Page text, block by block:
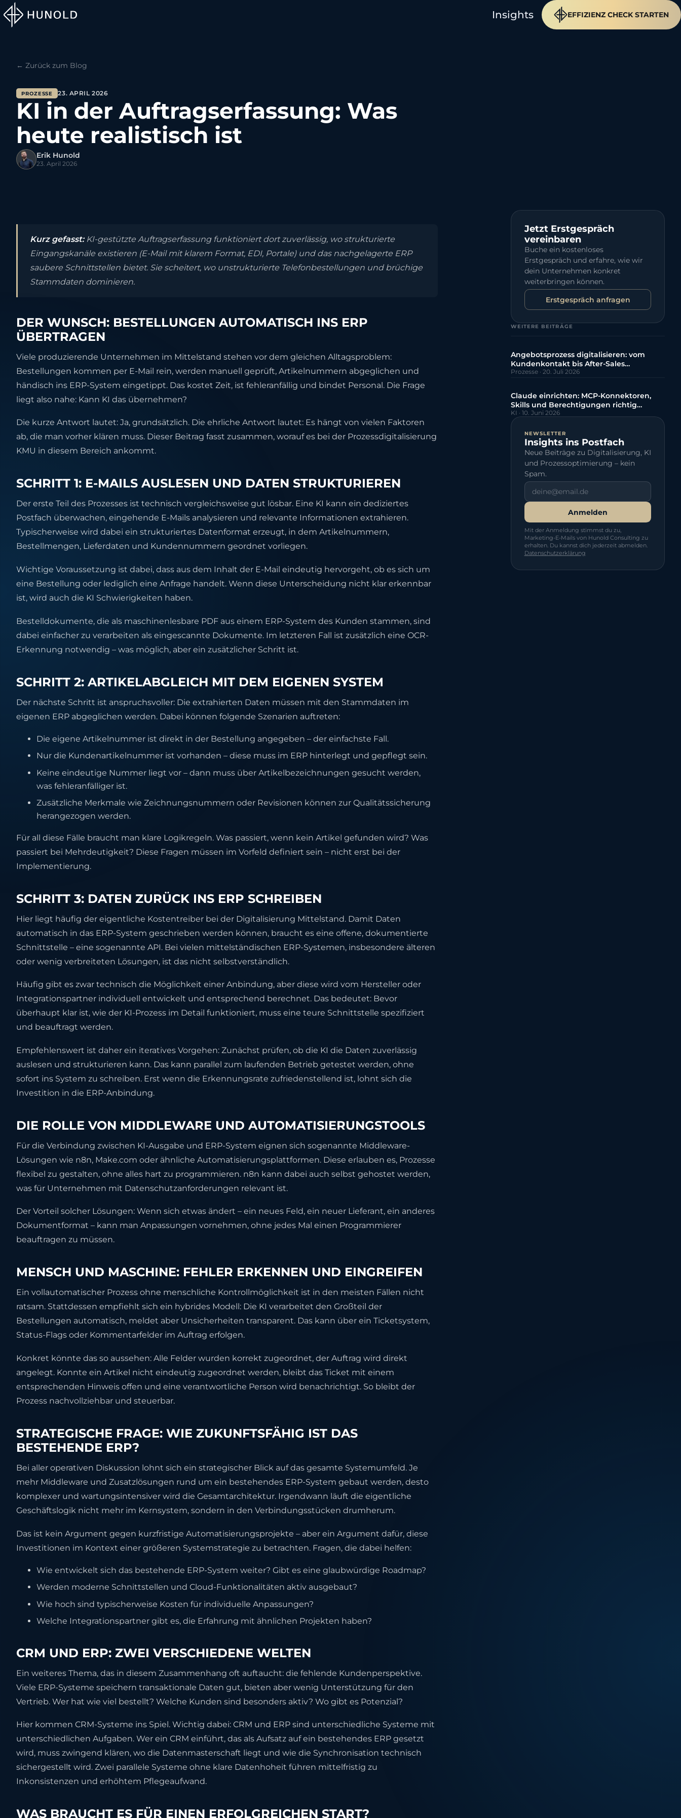
Insights EFFIZIENZ CHECK STARTEN
← Zurück zum Blog
PROZESSE 23. APRIL 2026
KI in der Auftragserfassung: Was
heute realistisch ist
Erik Hunold
23. April 2026
Kurz gefasst:KI-gestützte Auftragserfassung funktioniert dort zuverlässig, wo strukturierte
Eingangskanäle existieren (E-Mail mit klarem Format, EDI, Portale) und das nachgelagerte ERP
saubere Schnittstellen bietet. Sie scheitert, wo unstrukturierte Telefonbestellungen und brüchige
Stammdaten dominieren.
DER WUNSCH: BESTELLUNGEN AUTOMATISCH INS ERP
ÜBERTRAGEN
Viele produzierende Unternehmen im Mittelstand stehen vor dem gleichen Alltagsproblem:
Bestellungen kommen per E-Mail rein, werden manuell geprüft, Artikelnummern abgeglichen und
händisch ins ERP-System eingetippt. Das kostet Zeit, ist fehleranfällig und bindet Personal. Die Frage
liegt also nahe: Kann KI das übernehmen?
Die kurze Antwort lautet: Ja, grundsätzlich. Die ehrliche Antwort lautet: Es hängt von vielen Faktoren
ab, die man vorher klären muss. Dieser Beitrag fasst zusammen, worauf es bei der Prozessdigitalisierung
KMU in diesem Bereich ankommt.
SCHRITT 1: E-MAILS AUSLESEN UND DATEN STRUKTURIEREN
Der erste Teil des Prozesses ist technisch vergleichsweise gut lösbar. Eine KI kann ein dediziertes
Postfach überwachen, eingehende E-Mails analysieren und relevante Informationen extrahieren.
Typischerweise wird dabei ein strukturiertes Datenformat erzeugt, in dem Artikelnummern,
Bestellmengen, Lieferdaten und Kundennummern geordnet vorliegen.
Wichtige Voraussetzung ist dabei, dass aus dem Inhalt der E-Mail eindeutig hervorgeht, ob es sich um
eine Bestellung oder lediglich eine Anfrage handelt. Wenn diese Unterscheidung nicht klar erkennbar
ist, wird auch die KI Schwierigkeiten haben.
Bestelldokumente, die als maschinenlesbare PDF aus einem ERP-System des Kunden stammen, sind
dabei einfacher zu verarbeiten als eingescannte Dokumente. Im letzteren Fall ist zusätzlich eine OCR-
Erkennung notwendig – was möglich, aber ein zusätzlicher Schritt ist.
SCHRITT 2: ARTIKELABGLEICH MIT DEM EIGENEN SYSTEM
Der nächste Schritt ist anspruchsvoller: Die extrahierten Daten müssen mit den Stammdaten im
eigenen ERP abgeglichen werden. Dabei können folgende Szenarien auftreten:
Die eigene Artikelnummer ist direkt in der Bestellung angegeben – der einfachste Fall.
Nur die Kundenartikelnummer ist vorhanden – diese muss im ERP hinterlegt und gepflegt sein.
Keine eindeutige Nummer liegt vor – dann muss über Artikelbezeichnungen gesucht werden,
was fehleranfälliger ist.
Zusätzliche Merkmale wie Zeichnungsnummern oder Revisionen können zur Qualitätssicherung
herangezogen werden.
Für all diese Fälle braucht man klare Logikregeln. Was passiert, wenn kein Artikel gefunden wird? Was
passiert bei Mehrdeutigkeit? Diese Fragen müssen im Vorfeld definiert sein – nicht erst bei der
Implementierung.
SCHRITT 3: DATEN ZURÜCK INS ERP SCHREIBEN
Hier liegt häufig der eigentliche Kostentreiber bei der Digitalisierung Mittelstand. Damit Daten
automatisch in das ERP-System geschrieben werden können, braucht es eine offene, dokumentierte
Schnittstelle – eine sogenannte API. Bei vielen mittelständischen ERP-Systemen, insbesondere älteren
oder wenig verbreiteten Lösungen, ist das nicht selbstverständlich.
Häufig gibt es zwar technisch die Möglichkeit einer Anbindung, aber diese wird vom Hersteller oder
Integrationspartner individuell entwickelt und entsprechend berechnet. Das bedeutet: Bevor
überhaupt klar ist, wie der KI-Prozess im Detail funktioniert, muss eine teure Schnittstelle spezifiziert
und beauftragt werden.
Empfehlenswert ist daher ein iteratives Vorgehen: Zunächst prüfen, ob die KI die Daten zuverlässig
auslesen und strukturieren kann. Das kann parallel zum laufenden Betrieb getestet werden, ohne
sofort ins System zu schreiben. Erst wenn die Erkennungsrate zufriedenstellend ist, lohnt sich die
Investition in die ERP-Anbindung.
DIE ROLLE VON MIDDLEWARE UND AUTOMATISIERUNGSTOOLS
Für die Verbindung zwischen KI-Ausgabe und ERP-System eignen sich sogenannte Middleware-
Lösungen wie n8n, Make.com oder ähnliche Automatisierungsplattformen. Diese erlauben es, Prozesse
flexibel zu gestalten, ohne alles hart zu programmieren. n8n kann dabei auch selbst gehostet werden,
was für Unternehmen mit Datenschutzanforderungen relevant ist.
Der Vorteil solcher Lösungen: Wenn sich etwas ändert – ein neues Feld, ein neuer Lieferant, ein anderes
Dokumentformat – kann man Anpassungen vornehmen, ohne jedes Mal einen Programmierer
beauftragen zu müssen.
MENSCH UND MASCHINE: FEHLER ERKENNEN UND EINGREIFEN
Ein vollautomatischer Prozess ohne menschliche Kontrollmöglichkeit ist in den meisten Fällen nicht
ratsam. Stattdessen empfiehlt sich ein hybrides Modell: Die KI verarbeitet den Großteil der
Bestellungen automatisch, meldet aber Unsicherheiten transparent. Das kann über ein Ticketsystem,
Status-Flags oder Kommentarfelder im Auftrag erfolgen.
Konkret könnte das so aussehen: Alle Felder wurden korrekt zugeordnet, der Auftrag wird direkt
angelegt. Konnte ein Artikel nicht eindeutig zugeordnet werden, bleibt das Ticket mit einem
entsprechenden Hinweis offen und eine verantwortliche Person wird benachrichtigt. So bleibt der
Prozess nachvollziehbar und steuerbar.
STRATEGISCHE FRAGE: WIE ZUKUNFTSFÄHIG IST DAS
BESTEHENDE ERP?
Bei aller operativen Diskussion lohnt sich ein strategischer Blick auf das gesamte Systemumfeld. Je
mehr Middleware und Zusatzlösungen rund um ein bestehendes ERP-System gebaut werden, desto
komplexer und wartungsintensiver wird die Gesamtarchitektur. Irgendwann läuft die eigentliche
Geschäftslogik nicht mehr im Kernsystem, sondern in den Verbindungsstücken drumherum.
Das ist kein Argument gegen kurzfristige Automatisierungsprojekte – aber ein Argument dafür, diese
Investitionen im Kontext einer größeren Systemstrategie zu betrachten. Fragen, die dabei helfen:
Wie entwickelt sich das bestehende ERP-System weiter? Gibt es eine glaubwürdige Roadmap?
Werden moderne Schnittstellen und Cloud-Funktionalitäten aktiv ausgebaut?
Wie hoch sind typischerweise Kosten für individuelle Anpassungen?
Welche Integrationspartner gibt es, die Erfahrung mit ähnlichen Projekten haben?
CRM UND ERP: ZWEI VERSCHIEDENE WELTEN
Ein weiteres Thema, das in diesem Zusammenhang oft auftaucht: die fehlende Kundenperspektive.
Viele ERP-Systeme speichern transaktionale Daten gut, bieten aber wenig Unterstützung für den
Vertrieb. Wer hat wie viel bestellt? Welche Kunden sind besonders aktiv? Wo gibt es Potenzial?
Hier kommen CRM-Systeme ins Spiel. Wichtig dabei: CRM und ERP sind unterschiedliche Systeme mit
unterschiedlichen Aufgaben. Wer ein CRM einführt, das als Aufsatz auf ein bestehendes ERP gesetzt
wird, muss zwingend klären, wo die Datenmasterschaft liegt und wie die Synchronisation technisch
sichergestellt wird. Zwei parallele Systeme ohne klare Datenhoheit führen mittelfristig zu
Inkonsistenzen und erhöhtem Pflegeaufwand.
WAS BRAUCHT ES FÜR EINEN ERFOLGREICHEN START?
Jetzt Erstgespräch
vereinbaren
Buche ein kostenloses
Erstgespräch und erfahre, wie wir
dein Unternehmen konkret
weiterbringen können.
Erstgespräch anfragen
WEITERE BEITRÄGE
Angebotsprozess digitalisieren: vom
Kundenkontakt bis After-Sales
durchgängig strukturieren
Prozesse · 20. Juli 2026
Claude einrichten: MCP-Konnektoren,
Skills und Berechtigungen richtig
konfigurieren
KI · 10. Juni 2026
NEWSLETTER
Insights ins Postfach
Neue Beiträge zu Digitalisierung, KI
und Prozessoptimierung – kein
Spam.
Anmelden
Mit der Anmeldung stimmst du zu,
Marketing-E-Mails von Hunold Consulting zu
erhalten. Du kannst dich jederzeit abmelden.
Datenschutzerklärung